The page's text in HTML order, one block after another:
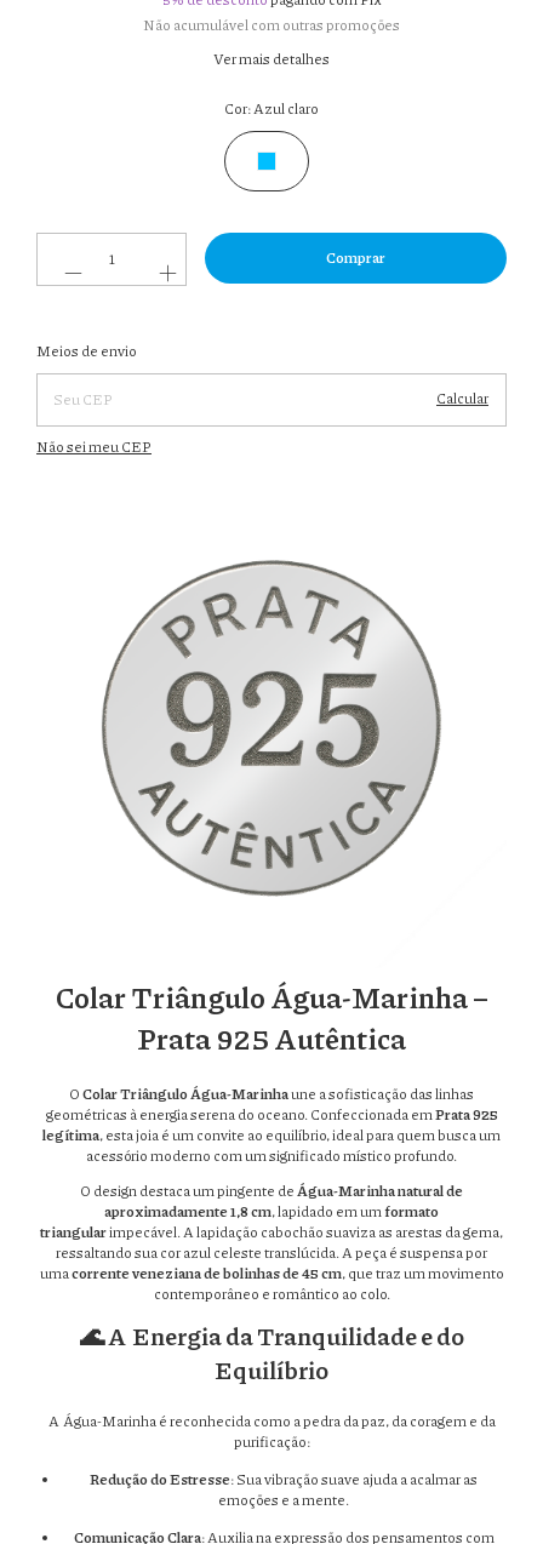
Não acumulável com outras promoções
Ver mais detalhes
Cor:Azul claro
Entregas para o CEP:
CEP
Meios de envio
Calcular
Não sei meu CEP
Colar Triângulo Água-Marinha –
Prata 925 Autêntica
OColar Triângulo Água-Marinhaune a sofisticação das linhas
geométricas à energia serena do oceano. Confeccionada emPrata 925
legítima, esta joia é um convite ao equilíbrio, ideal para quem busca um
acessório moderno com um significado místico profundo.
O design destaca um pingente deÁgua-Marinha natural de
aproximadamente 1,8 cm, lapidado em umformato
triangularimpecável. A lapidação cabochão suaviza as arestas da gema,
ressaltando sua cor azul celeste translúcida. A peça é suspensa por
umacorrente veneziana de bolinhas de 45 cm, que traz um movimento
contemporâneo e romântico ao colo.
🌊 A Energia da Tranquilidade e do
Equilíbrio
A Água-Marinha é reconhecida como a pedra da paz, da coragem e da
purificação:
Redução do Estresse: Sua vibração suave ajuda a acalmar as
emoções e a mente.
Comunicação Clara: Auxilia na expressão dos pensamentos com